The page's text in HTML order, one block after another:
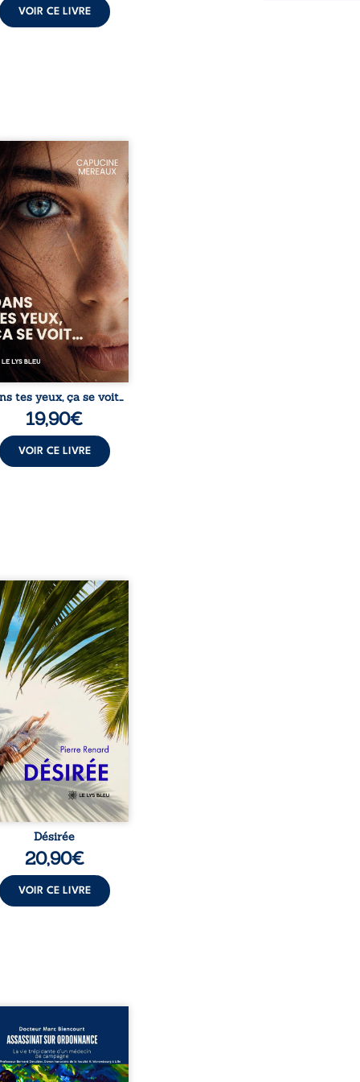
VOIR CE LIVRE
ans, Violette peine à
sa place dans la
Entre timidité,
et peur du
elle avance avec le
d’être différente,
comprendre pleinement
l’habite. Sa rencontre
Louise bouleverse ses
et fait naître en elle
émotions longtemps
Des années plus
alors qu’elle s’apprête à ...
tes yeux, ça se voit…
19,90€
VOIR CE LIVRE
Pierre, jeune retraité,
qu’il est devenu une
femme métissée de
ans. À peine a-t-il
à apprivoiser ce
corps qu’Ange surgit
sa vie et fait vaciller
ses certitudes. Entre
est immédiate,
jusqu’à ce qu’un
familial fasse planer
: et s’ils étaient
demi-frère et ...
Désirée
20,90€
VOIR CE LIVRE
sur ordonnance –
trépidante d’un médecin
est la réédition
et actualisée du
du Docteur Marc